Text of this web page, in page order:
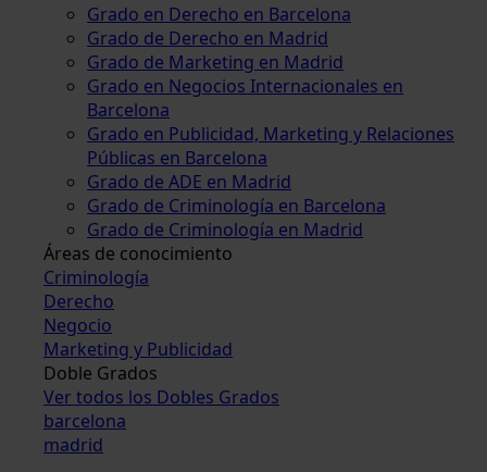
Grado en Derecho en Barcelona
Grado de Derecho en Madrid
Grado de Marketing en Madrid
Grado en Negocios Internacionales en
Barcelona
Grado en Publicidad, Marketing y Relaciones
Públicas en Barcelona
Grado de ADE en Madrid
Grado de Criminología en Barcelona
Grado de Criminología en Madrid
Áreas de conocimiento
Criminología
Derecho
Negocio
Marketing y Publicidad
Doble Grados
Ver todos los Dobles Grados
barcelona
madrid